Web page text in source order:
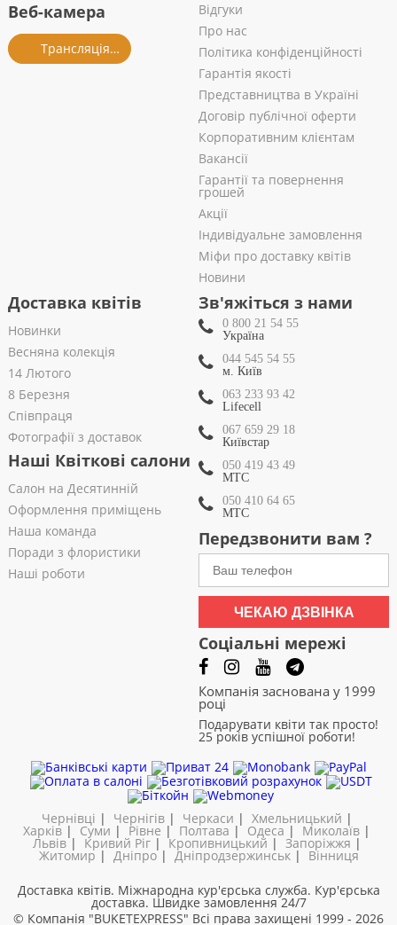
Веб-камера
Трансляція із салону
Відгуки
Про нас
Політика конфіденційності
Гарантія якості
Представництва в Україні
Договір публічної оферти
Корпоративним клієнтам
Вакансії
Гарантії та повернення
грошей
Акції
Індивідуальне замовлення
Міфи про доставку квітів
Новини
Доставка квітів
Новинки
Весняна колекція
14 Лютого
8 Березня
Співпраця
Фотографії з доставок
Наші Квіткові салони
Салон на Десятинній
Оформлення приміщень
Наша команда
Поради з флористики
Наші роботи
Зв'яжіться з нами
0 800 21 54 55
Україна
044 545 54 55
м. Київ
063 233 93 42
Lifecell
067 659 29 18
Київстар
050 419 43 49
МТС
050 410 64 65
МТС
Передзвонити вам ?
ЧЕКАЮ ДЗВІНКА
Соціальні мережі
Компанія заснована у 1999
році
Подарувати квіти так просто!
25 років успішної роботи!
Чернівці | Чернігів| Черкаси | Хмельницький |
Харків | Суми | Рівне | Полтава | Одеса | Миколаїв |
Львів| Кривий Ріг|Кропивницький | Запоріжжя |
Житомир | Дніпро| Дніпродзержинськ| Вінниця
Доставка квітів. Міжнародна кур'єрська служба. Кур'єрська
доставка. Швидке замовлення 24/7
© Компанія "BUKETEXPRESS" Всі права захищені 1999 - 2026